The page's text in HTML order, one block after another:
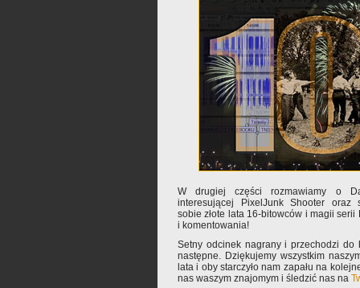
W drugiej części rozmawiamy o
interesującej PixelJunk Shooter oraz
sobie złote lata 16-bitowców i magii serii
i komentowania!
Setny odcinek nagrany i przechodzi do
następne. Dziękujemy wszystkim
lata i oby starczyło nam zapału na
nas waszym znajomym i śledzić nas na